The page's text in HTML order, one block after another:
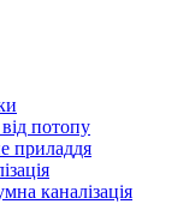
потопу
приладдя
каналізація